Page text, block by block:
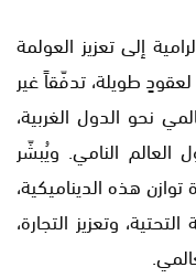
إلى تعزيز العولمة
طويلة، تدفّقاً غير
نحو الدول الغربية،
النامي. ويُبشّر
هذه الديناميكية،
وتعزيز التجارة،